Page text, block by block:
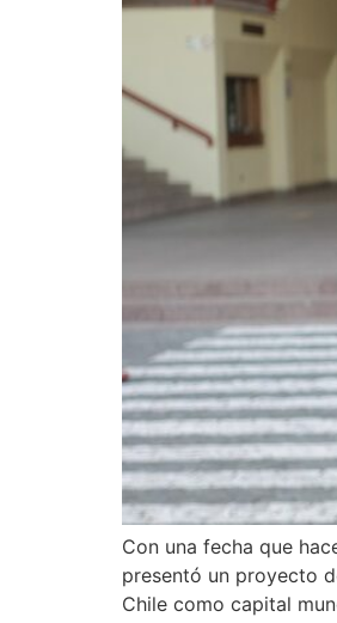
Con una fecha que
presentó un proyecto
Chile como capital